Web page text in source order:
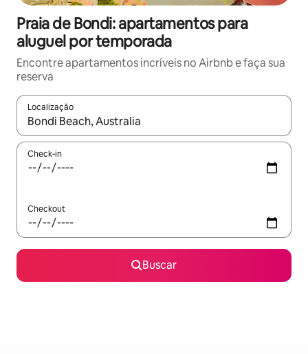
Praia de Bondi: apartamentos para
aluguel por temporada
Encontre apartamentos incríveis no Airbnb e faça sua
reserva
Localização
Quando os resultados estiverem disponíveis, explore-os
Check-in
Checkout
Buscar